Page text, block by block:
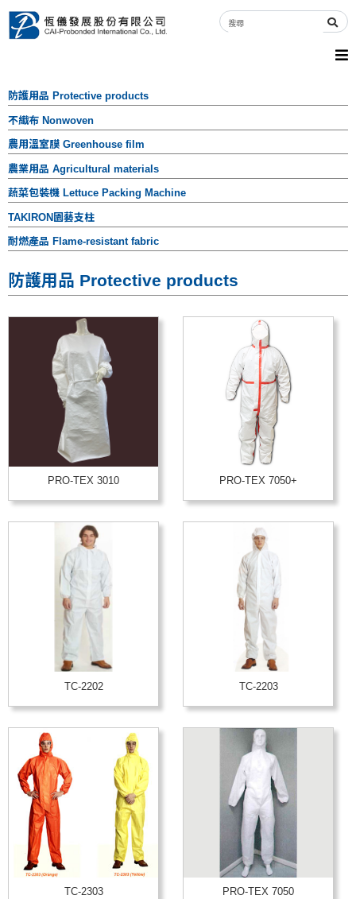
防護用品 Protective products
不織布 Nonwoven
農用溫室膜 Greenhouse film
農業用品 Agricultural materials
蔬菜包裝機 Lettuce Packing Machine
TAKIRON園藝支柱
耐燃產品 Flame-resistant fabric
防護用品 Protective products
PRO-TEX 3010 PRO-TEX 7050+
TC-2202 TC-2203
TC-2303 PRO-TEX 7050